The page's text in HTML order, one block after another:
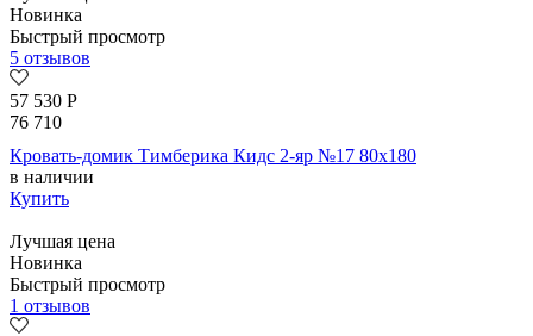
Новинка
Быстрый просмотр
5 отзывов
57 530 Р
76 710
Кровать-домик Тимберика Кидс 2-яр №17 80х180
в наличии
Купить
Лучшая цена
Новинка
Быстрый просмотр
1 отзывов